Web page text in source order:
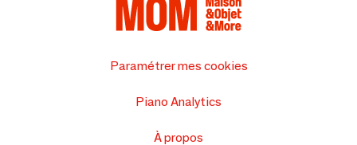
Paramétrer mes cookies
Piano Analytics
À propos